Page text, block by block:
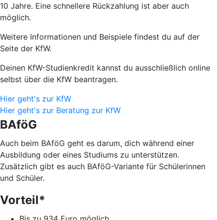
10 Jahre. Eine schnellere Rückzahlung ist aber auch
möglich.
Weitere Informationen und Beispiele findest du auf der
Seite der KfW.
Deinen KfW-Studienkredit kannst du ausschließlich online
selbst über die KfW beantragen.
Hier geht's zur KfW
Hier geht's zur Beratung zur KfW
BAföG
Auch beim BAföG geht es darum, dich während einer
Ausbildung oder eines Studiums zu unterstützen.
Zusätzlich gibt es auch BAföG-Variante für Schülerinnen
und Schüler.
Vorteil*